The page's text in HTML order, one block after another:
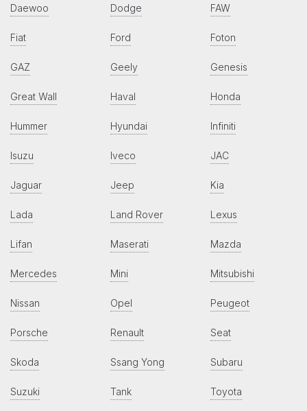
Daewoo Dodge FAW
Fiat Ford Foton
GAZ Geely Genesis
Great Wall Haval Honda
Hummer Hyundai Infiniti
Isuzu Iveco JAC
Jaguar Jeep Kia
Lada Land Rover Lexus
Lifan Maserati Mazda
Mercedes Mini Mitsubishi
Nissan Opel Peugeot
Porsche Renault Seat
Skoda Ssang Yong Subaru
Suzuki Tank Toyota